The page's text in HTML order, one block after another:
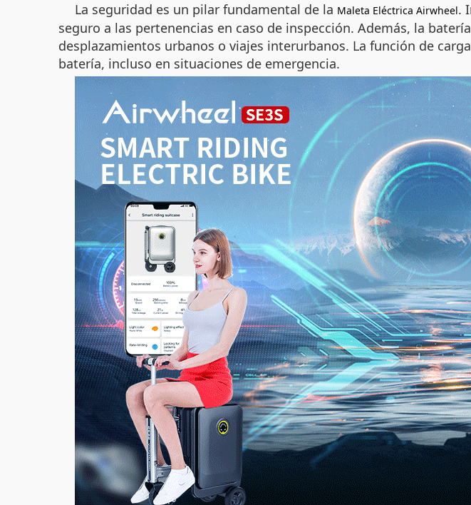
La seguridad es un pilar fundamental de la Maleta Eléctrica Airwheel.
seguro a las pertenencias en caso de inspección. Además, la
desplazamientos urbanos o viajes interurbanos. La función de
batería, incluso en situaciones de emergencia.